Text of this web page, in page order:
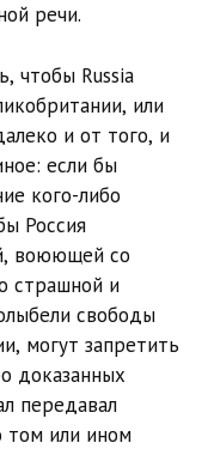
речи.
чтобы Russia
или
и от того, и
если бы
кого-либо
Россия
воюющей со
страшной и
свободы
могут запретить
доказанных
передавал
или ином